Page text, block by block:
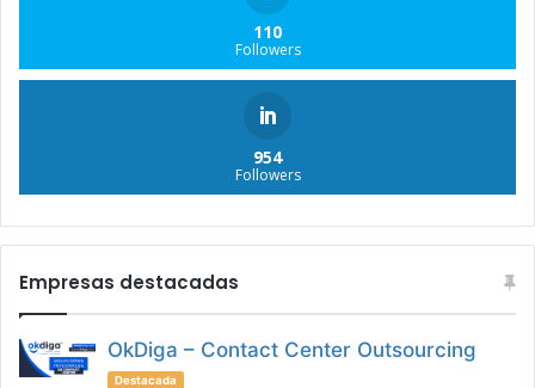
110
Followers
954
Followers
Empresas destacadas
OkDiga – Contact Center Outsourcing
Destacada